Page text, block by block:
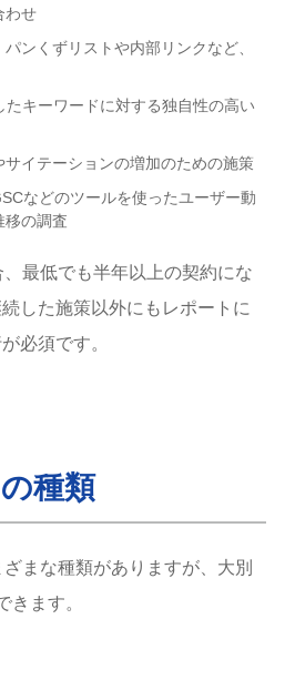
わせ
パンくずリストや内部リンクなど、
たキーワードに対する独自性の高い
サイテーションの増加のための施策
などのツールを使ったユーザー動
移の調査
最低でも半年以上の契約にな
した施策以外にもレポートに
必須です。
種類
まな種類がありますが、大別
きます。